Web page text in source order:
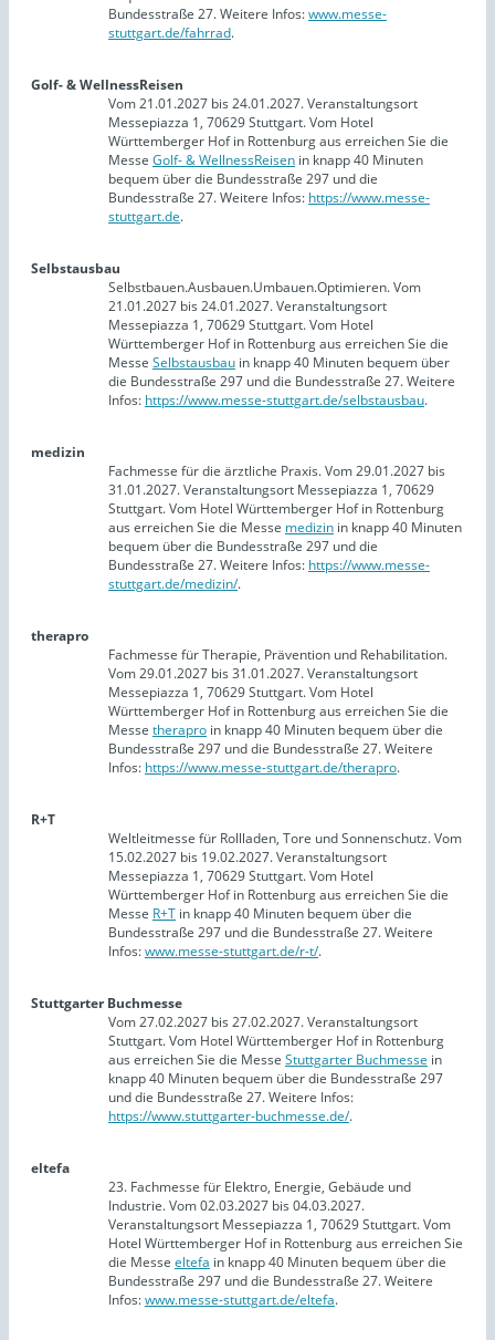
Bundesstraße 27. Weitere Infos:www.messe-
stuttgart.de/fahrrad.
Golf- & WellnessReisen
Vom 21.01.2027 bis 24.01.2027. Veranstaltungsort
Messepiazza 1, 70629 Stuttgart. Vom Hotel
Württemberger Hof in Rottenburg aus erreichen Sie die
Messe Golf- & WellnessReisen in knapp 40 Minuten
bequem über die Bundesstraße 297 und die
Bundesstraße 27. Weitere Infos: https://www.messe-
stuttgart.de.
Selbstausbau
Selbstbauen.Ausbauen.Umbauen.Optimieren. Vom
21.01.2027 bis 24.01.2027. Veranstaltungsort
Messepiazza 1, 70629 Stuttgart. Vom Hotel
Württemberger Hof in Rottenburg aus erreichen Sie die
Messe Selbstausbau in knapp 40 Minuten bequem über
die Bundesstraße 297 und die Bundesstraße 27. Weitere
Infos: https://www.messe-stuttgart.de/selbstausbau.
medizin
Fachmesse für die ärztliche Praxis. Vom 29.01.2027 bis
31.01.2027. Veranstaltungsort Messepiazza 1, 70629
Stuttgart. Vom Hotel Württemberger Hof in Rottenburg
aus erreichen Sie die Messe medizin in knapp 40 Minuten
bequem über die Bundesstraße 297 und die
Bundesstraße 27. Weitere Infos: https://www.messe-
stuttgart.de/medizin/.
therapro
Fachmesse für Therapie, Prävention und Rehabilitation.
Vom 29.01.2027 bis 31.01.2027. Veranstaltungsort
Messepiazza 1, 70629 Stuttgart. Vom Hotel
Württemberger Hof in Rottenburg aus erreichen Sie die
Messe therapro in knapp 40 Minuten bequem über die
Bundesstraße 297 und die Bundesstraße 27. Weitere
Infos: https://www.messe-stuttgart.de/therapro.
R+T
Weltleitmesse für Rollladen, Tore und Sonnenschutz. Vom
15.02.2027 bis 19.02.2027. Veranstaltungsort
Messepiazza 1, 70629 Stuttgart. Vom Hotel
Württemberger Hof in Rottenburg aus erreichen Sie die
Messe R+T in knapp 40 Minuten bequem über die
Bundesstraße 297 und die Bundesstraße 27. Weitere
Infos:www.messe-stuttgart.de/r-t/.
Stuttgarter Buchmesse
Vom 27.02.2027 bis 27.02.2027. Veranstaltungsort
Stuttgart. Vom Hotel Württemberger Hof in Rottenburg
aus erreichen Sie die Messe Stuttgarter Buchmesse in
knapp 40 Minuten bequem über die Bundesstraße 297
und die Bundesstraße 27. Weitere Infos:
https://www.stuttgarter-buchmesse.de/.
eltefa
23. Fachmesse für Elektro, Energie, Gebäude und
Industrie. Vom 02.03.2027 bis 04.03.2027.
Veranstaltungsort Messepiazza 1, 70629 Stuttgart. Vom
Hotel Württemberger Hof in Rottenburg aus erreichen Sie
die Messe eltefa in knapp 40 Minuten bequem über die
Bundesstraße 297 und die Bundesstraße 27. Weitere
Infos:www.messe-stuttgart.de/eltefa.